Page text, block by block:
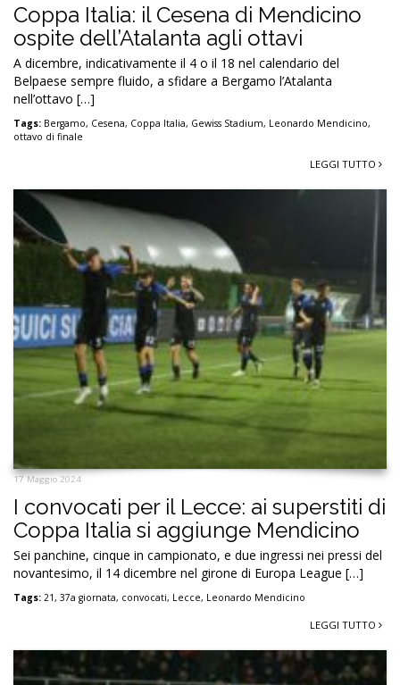
Coppa Italia: il Cesena di Mendicino
ospite dell’Atalanta agli ottavi
A dicembre, indicativamente il 4 o il 18 nel calendario del
Belpaese sempre fluido, a sfidare a Bergamo l’Atalanta
nell’ottavo […]
Tags: Bergamo, Cesena, Coppa Italia, Gewiss Stadium, Leonardo Mendicino,
ottavo di finale
LEGGI TUTTO
17 Maggio 2024
I convocati per il Lecce: ai superstiti di
Coppa Italia si aggiunge Mendicino
Sei panchine, cinque in campionato, e due ingressi nei pressi del
novantesimo, il 14 dicembre nel girone di Europa League […]
Tags: 21, 37a giornata, convocati, Lecce, Leonardo Mendicino
LEGGI TUTTO